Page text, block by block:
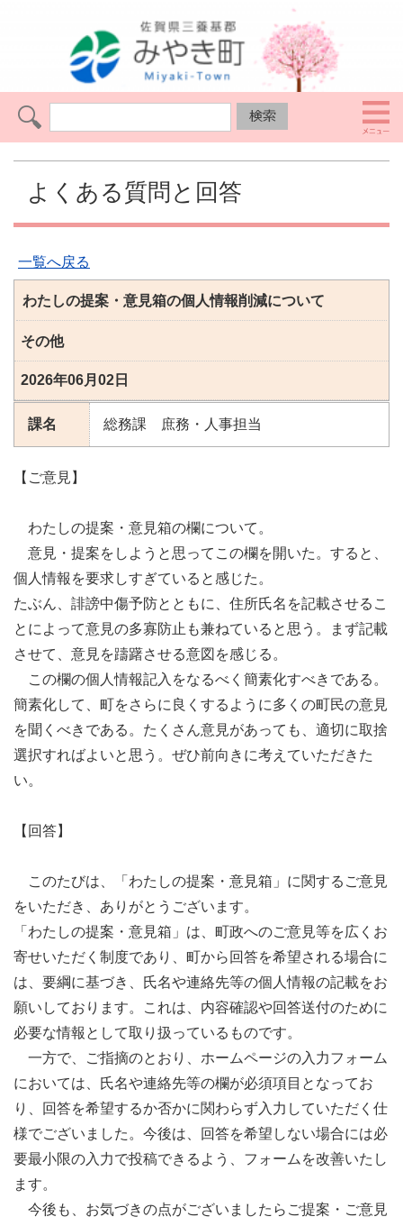
よくある質問と回答
一覧へ戻る
わたしの提案・意見箱の個人情報削減について
その他
2026年06月02日
課名 総務課 庶務・人事担当
【ご意見】
わたしの提案・意見箱の欄について。
意見・提案をしようと思ってこの欄を開いた。すると、
個人情報を要求しすぎていると感じた。
たぶん、誹謗中傷予防とともに、住所氏名を記載させるこ
とによって意見の多寡防止も兼ねていると思う。まず記載
させて、意見を躊躇させる意図を感じる。
この欄の個人情報記入をなるべく簡素化すべきである。
簡素化して、町をさらに良くするように多くの町民の意見
を聞くべきである。たくさん意見があっても、適切に取捨
選択すればよいと思う。ぜひ前向きに考えていただきた
い。
【回答】
このたびは、「わたしの提案・意見箱」に関するご意見
をいただき、ありがとうございます。
「わたしの提案・意見箱」は、町政へのご意見等を広くお
寄せいただく制度であり、町から回答を希望される場合に
は、要綱に基づき、氏名や連絡先等の個人情報の記載をお
願いしております。これは、内容確認や回答送付のために
必要な情報として取り扱っているものです。
一方で、ご指摘のとおり、ホームページの入力フォーム
においては、氏名や連絡先等の欄が必須項目となってお
り、回答を希望するか否かに関わらず入力していただく仕
様でございました。今後は、回答を希望しない場合には必
要最小限の入力で投稿できるよう、フォームを改善いたし
ます。
今後も、お気づきの点がございましたらご提案・ご意見